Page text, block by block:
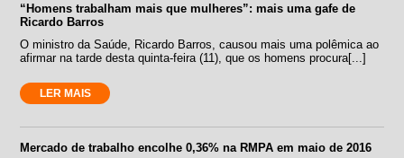
“Homens trabalham mais que mulheres”: mais uma gafe de
Ricardo Barros
O ministro da Saúde, Ricardo Barros, causou mais uma polêmica ao
afirmar na tarde desta quinta-feira (11), que os homens procura[...]
LER MAIS
Mercado de trabalho encolhe 0,36% na RMPA em maio de 2016